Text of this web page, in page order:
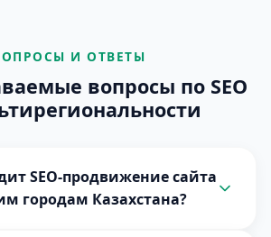
И ОТВЕТЫ
вопросы по SEO
SEO-продвижение сайта
городам Казахстана?